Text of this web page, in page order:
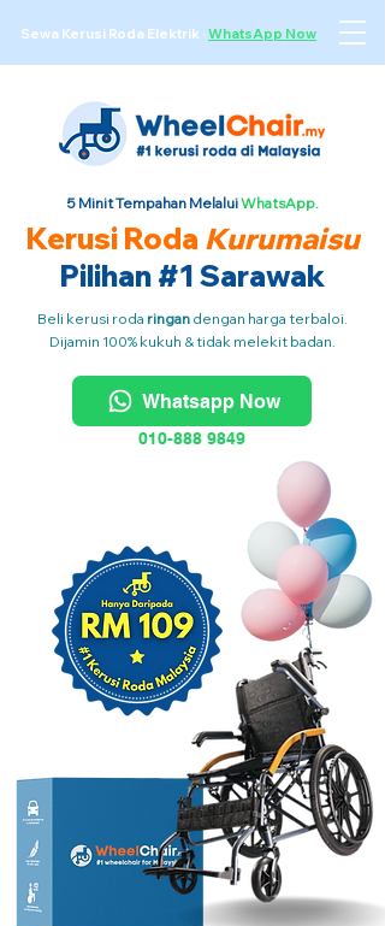
Sewa Kerusi Roda Elektrik · WhatsApp Now
5 Minit Tempahan MelaluiWhatsApp.
Kerusi Roda Kurumaisu
Pilihan #1 Sarawak
Beli kerusi roda ringan dengan harga terbaloi.
Dijamin 100% kukuh & tidak melekit badan.
Whatsapp Now
010-888 9849